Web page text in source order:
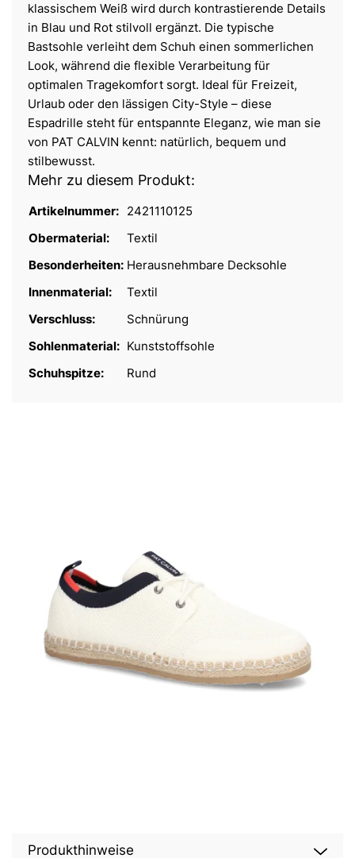
klassischem Weiß wird durch kontrastierende Details
in Blau und Rot stilvoll ergänzt. Die typische
Bastsohle verleiht dem Schuh einen sommerlichen
Look, während die flexible Verarbeitung für
optimalen Tragekomfort sorgt. Ideal für Freizeit,
Urlaub oder den lässigen City-Style – diese
Espadrille steht für entspannte Eleganz, wie man sie
von PAT CALVIN kennt: natürlich, bequem und
stilbewusst.
Mehr zu diesem Produkt:
Artikelnummer: 2421110125
Obermaterial:
Textil
Besonderheiten: Herausnehmbare Decksohle
Innenmaterial:
Textil
Verschluss:
Schnürung
Sohlenmaterial: Kunststoffsohle
Schuhspitze:
Rund
Produkthinweise